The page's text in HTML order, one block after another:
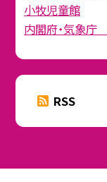
小牧児童館
内閣府・気象庁
RSS